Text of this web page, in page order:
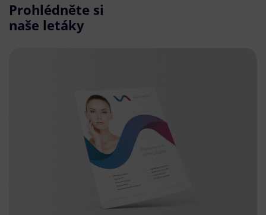
Prohlédněte si
naše letáky